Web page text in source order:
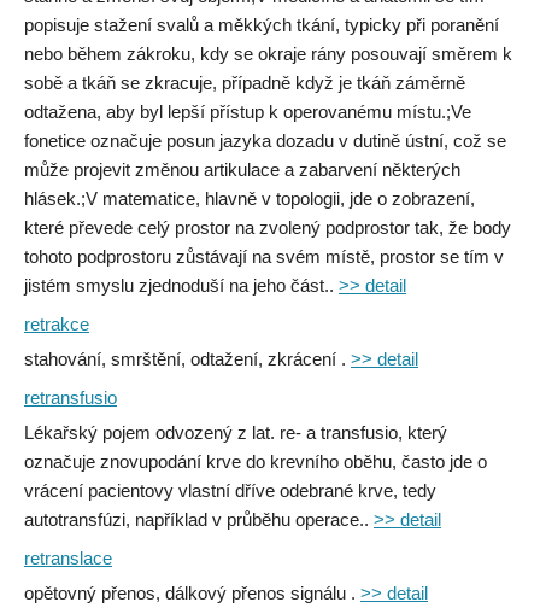
popisuje stažení svalů a měkkých tkání, typicky při poranění
nebo během zákroku, kdy se okraje rány posouvají směrem k
sobě a tkáň se zkracuje, případně když je tkáň záměrně
odtažena, aby byl lepší přístup k operovanému místu.;Ve
fonetice označuje posun jazyka dozadu v dutině ústní, což se
může projevit změnou artikulace a zabarvení některých
hlásek.;V matematice, hlavně v topologii, jde o zobrazení,
které převede celý prostor na zvolený podprostor tak, že body
tohoto podprostoru zůstávají na svém místě, prostor se tím v
jistém smyslu zjednoduší na jeho část.. >> detail
retrakce
stahování, smrštění, odtažení, zkrácení . >> detail
retransfusio
Lékařský pojem odvozený z lat. re- a transfusio, který
označuje znovupodání krve do krevního oběhu, často jde o
vrácení pacientovy vlastní dříve odebrané krve, tedy
autotransfúzi, například v průběhu operace.. >> detail
retranslace
opětovný přenos, dálkový přenos signálu . >> detail